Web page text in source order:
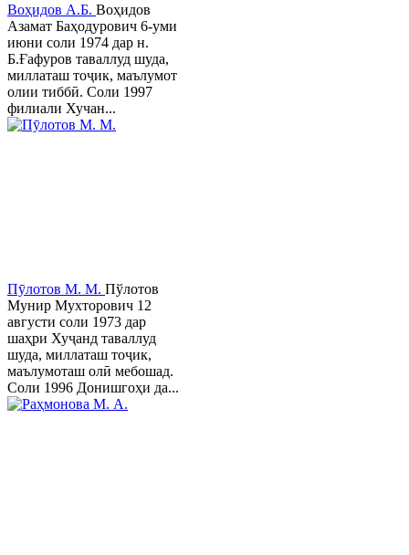
Воҳидов А.Б. Воҳидов
Азамат Баҳодурович 6-уми
июни соли 1974 дар н.
Б.Ғафуров таваллуд шуда,
миллаташ тоҷик, маълумот
олии тиббӣ. Соли 1997
филиали Хучан...
Пӯлотов М. М. Пўлотов
Мунир Мухторович 12
августи соли 1973 дар
шаҳри Хуҷанд таваллуд
шуда, миллаташ тоҷик,
маълумоташ олӣ мебошад.
Соли 1996 Донишгоҳи да...